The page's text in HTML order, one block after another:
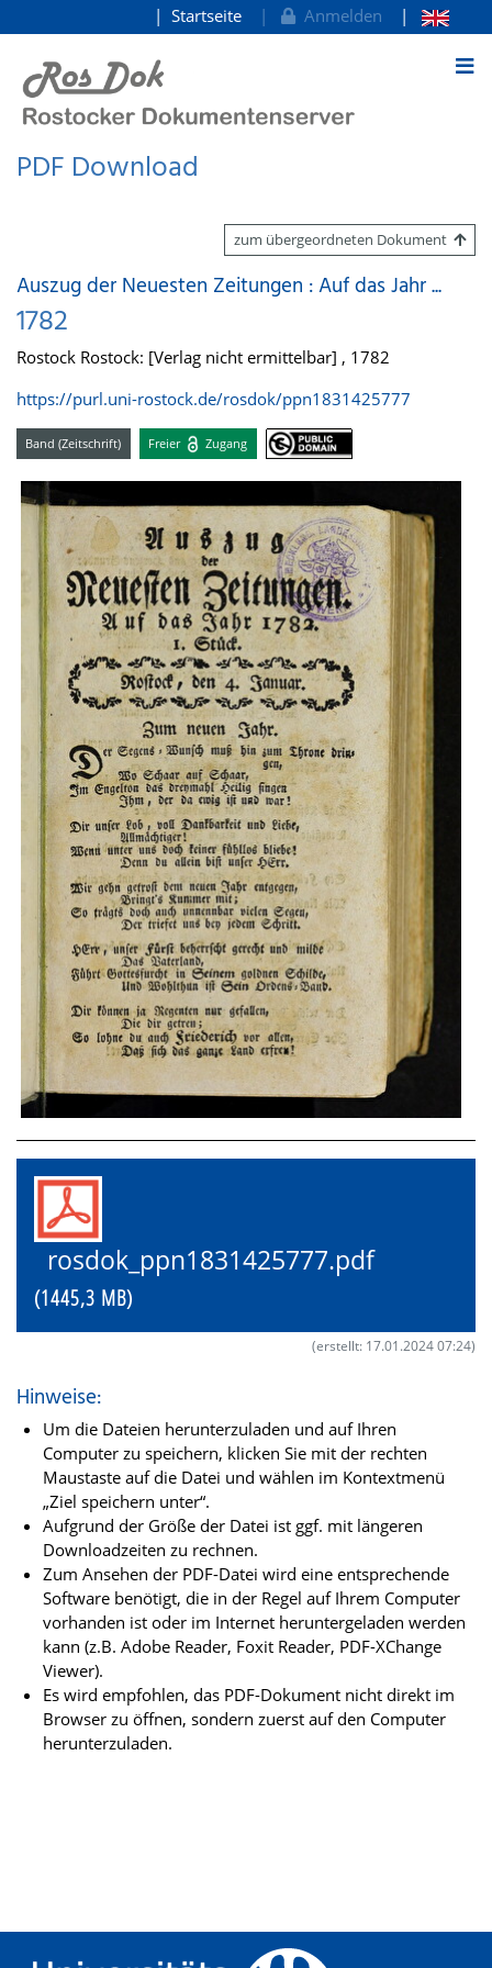
zum Inhalt
Startseite Anmelden
PDF Download
zum übergeordneten Dokument
Auszug der Neuesten Zeitungen : Auf das Jahr ...
1782
Rostock Rostock: [Verlag nicht ermittelbar] , 1782
https://purl.uni-rostock.de/rosdok/ppn1831425777
Band (Zeitschrift) Freier Zugang
rosdok_ppn1831425777.pdf
(1445,3 MB)
(erstellt: 17.01.2024 07:24)
Hinweise:
Um die Dateien herunterzuladen und auf Ihren
Computer zu speichern, klicken Sie mit der rechten
Maustaste auf die Datei und wählen im Kontextmenü
„Ziel speichern unter“.
Aufgrund der Größe der Datei ist ggf. mit längeren
Downloadzeiten zu rechnen.
Zum Ansehen der PDF-Datei wird eine entsprechende
Software benötigt, die in der Regel auf Ihrem Computer
vorhanden ist oder im Internet heruntergeladen werden
kann (z.B. Adobe Reader, Foxit Reader, PDF-XChange
Viewer).
Es wird empfohlen, das PDF-Dokument nicht direkt im
Browser zu öffnen, sondern zuerst auf den Computer
herunterzuladen.